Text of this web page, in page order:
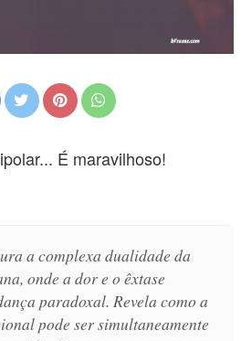
É maravilhoso!
a complexa dualidade da
onde a dor e o êxtase
paradoxal. Revela como a
pode ser simultaneamente